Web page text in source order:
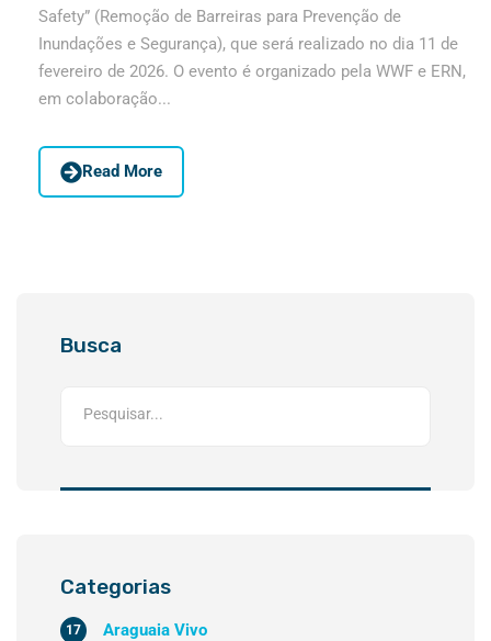
Safety” (Remoção de Barreiras para Prevenção de
Inundações e Segurança), que será realizado no dia 11 de
fevereiro de 2026. O evento é organizado pela WWF e ERN,
em colaboração...
Read More
Busca
Categorias
Araguaia Vivo
17